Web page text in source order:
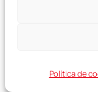
Política de